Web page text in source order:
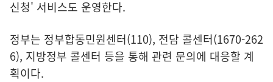
신청' 서비스도 운영한다.
정부는 정부합동민원센터(110), 전담 콜센터(1670-262
6), 지방정부 콜센터 등을 통해 관련 문의에 대응할 계
획이다.